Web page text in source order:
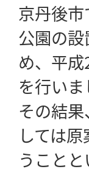
京丹後
公園の
め、平
を行いま
その結
しては
うことと